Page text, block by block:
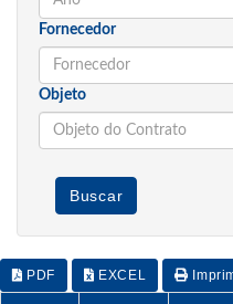
Fornecedor
Objeto
Buscar
PDF EXCEL